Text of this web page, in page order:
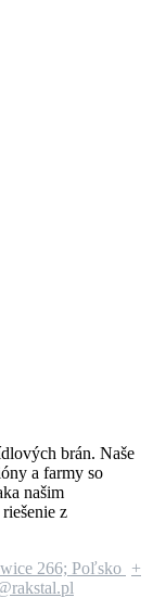
brán. Naše
a farmy so
našim
z
266; Poľsko +